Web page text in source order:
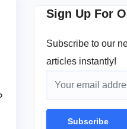
Sign Up For
Subscribe to our
articles instantly!
Subscribe